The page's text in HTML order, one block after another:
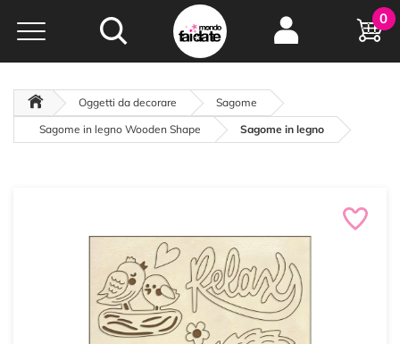
Hobby e
creatività...
oltre 15 anni online
0
Oggetti da decorare
Sagome
Sagome in legno Wooden Shape
Sagome in legno